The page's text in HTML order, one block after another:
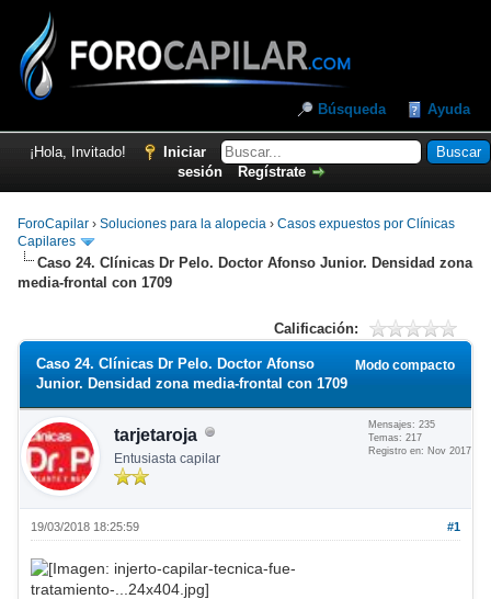
Búsqueda Ayuda
¡Hola, Invitado!
Iniciar
sesión
Regístrate
ForoCapilar ›Soluciones para la alopecia ›Casos expuestos por Clínicas
Capilares
Caso 24. Clínicas Dr Pelo. Doctor Afonso Junior. Densidad zona
media-frontal con 1709
Calificación:
Modo compacto
Caso 24. Clínicas Dr Pelo. Doctor Afonso
Junior. Densidad zona media-frontal con 1709
tarjetaroja
Entusiasta capilar
Mensajes: 235
Temas: 217
Registro en: Nov 2017
#1
19/03/2018 18:25:59